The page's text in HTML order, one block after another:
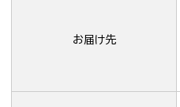
お届け先